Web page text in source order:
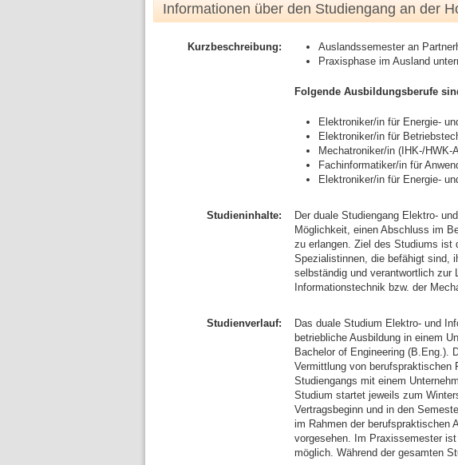
Informationen über den Studiengang an der
Kurzbeschreibung:
Auslandssemester an
Praxisphase im Ausland
Folgende Ausbildungsberufe
Elektroniker/in für Energie-
Elektroniker/in für
Mechatroniker/in (IHK-/HWK-
Fachinformatiker/in für
Elektroniker/in für Energie-
Studieninhalte:
Der duale Studiengang Elektro-
Möglichkeit, einen Abschluss im
zu erlangen. Ziel des Studiums ist
Spezialistinnen, die befähigt sind,
selbständig und verantwortlich zur
Informationstechnik bzw. der
Studienverlauf:
Das duale Studium Elektro- und
betriebliche Ausbildung in einem
Bachelor of Engineering (B.Eng.).
Vermittlung von berufspraktischen
Studiengangs mit einem
Studium startet jeweils zum
Vertragsbeginn und in den
im Rahmen der berufspraktischen
vorgesehen. Im Praxissemester
möglich. Während der gesamten